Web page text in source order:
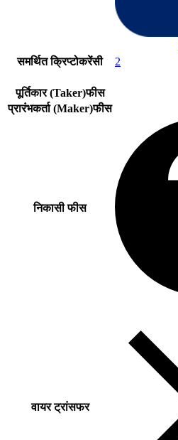
समर्थित क्रिप्टोकरेंसी 2
पूर्तिकार (Taker)फीस
प्रारंभकर्ता (Maker)फीस
निकासी फीस
वायर ट्रांसफर